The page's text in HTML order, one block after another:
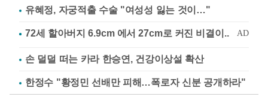
유혜정, 자궁적출 수술 "여성성 잃는 것이…"
손 덜덜 떠는 카라 한승연, 건강이상설 확산
한정수 "황정민 선배만 피해…폭로자 신분 공개하라"